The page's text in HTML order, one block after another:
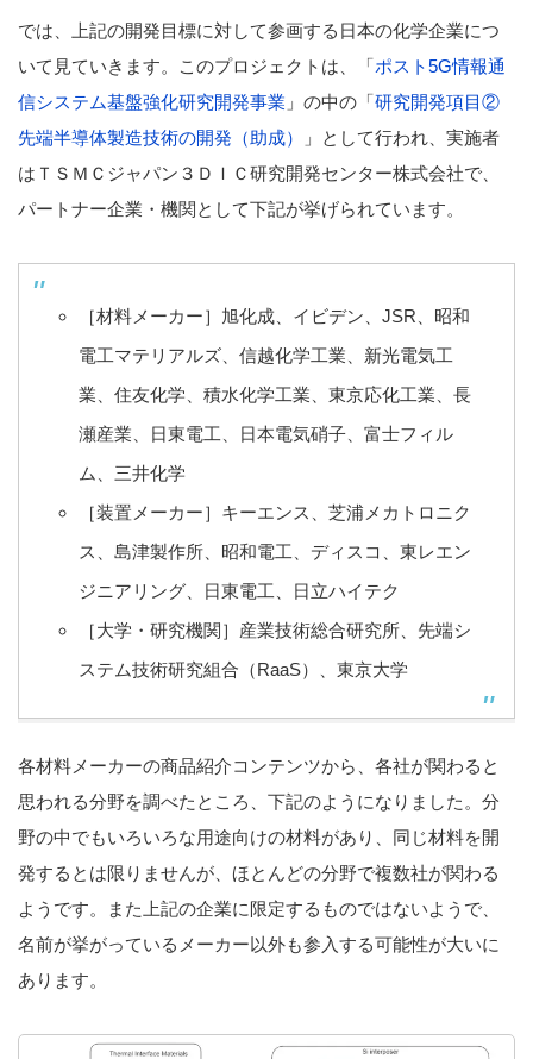
では、上記の開発目標に対して参画する日本の化学企業につ
いて見ていきます。このプロジェクトは、「ポスト5G情報通
信システム基盤強化研究開発事業 」の中の「研究開発項目②
先端半導体製造技術の開発（助成）
」として行われ、実施者
はＴＳＭＣジャパン３ＤＩＣ研究開発センター株式会社で、
パートナー企業・機関として下記が挙げられています。
［材料メーカー］旭化成、イビデン、JSR、昭和
電工マテリアルズ、信越化学工業、新光電気工
業、住友化学、積水化学工業、東京応化工業、長
瀬産業、日東電工、日本電気硝子、富士フィル
ム、三井化学
［装置メーカー］キーエンス、芝浦メカトロニク
ス、島津製作所、昭和電工、ディスコ、東レエン
ジニアリング、日東電工、日立ハイテク
［大学・研究機関］産業技術総合研究所、先端シ
ステム技術研究組合（RaaS）、東京大学
各材料メーカーの商品紹介コンテンツから、各社が関わると
思われる分野を調べたところ、下記のようになりました。分
野の中でもいろいろな用途向けの材料があり、同じ材料を開
発するとは限りませんが、ほとんどの分野で複数社が関わる
ようです。また上記の企業に限定するものではないようで、
名前が挙がっているメーカー以外も参入する可能性が大いに
あります。